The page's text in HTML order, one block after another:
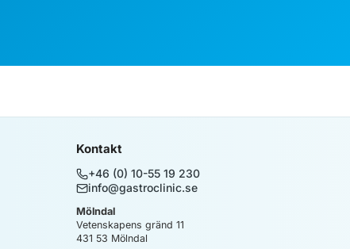
Kontakt
+46 (0) 10-55 19 230
info@gastroclinic.se
Mölndal
Vetenskapens gränd 11
431 53 Mölndal